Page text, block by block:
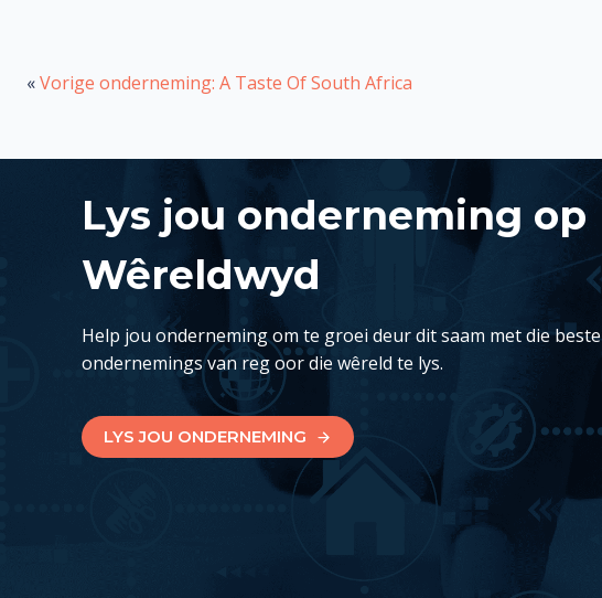
«Vorige onderneming: A Taste Of South Africa
Lys jou onderneming op
Wêreldwyd
Help jou onderneming om te groei deur dit saam met die beste
ondernemings van reg oor die wêreld te lys.
LYS JOU ONDERNEMING